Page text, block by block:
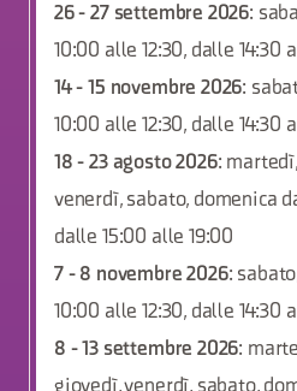
26 - 27 settembre 2026:
10:00 alle 12:30, dalle 14:30
14 - 15 novembre 2026:
10:00 alle 12:30, dalle 14:30
18 - 23 agosto 2026:
venerdì, sabato, domenica
dalle 15:00 alle 19:00
7 - 8 novembre 2026:
10:00 alle 12:30, dalle 14:30
8 - 13 settembre 2026:
giovedì, venerdì, sabato,